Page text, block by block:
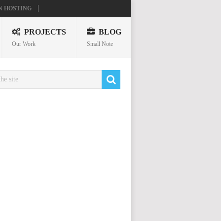
HOSTING
PROJECTS
Our Work
BLOG
Small Note